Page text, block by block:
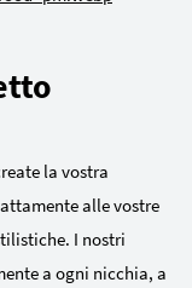
la vostra
alle vostre
I nostri
a ogni nicchia, a